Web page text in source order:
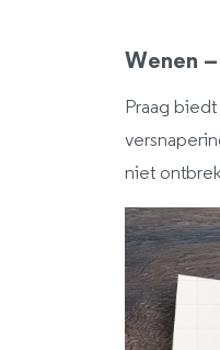
Wenen
Praag
niet